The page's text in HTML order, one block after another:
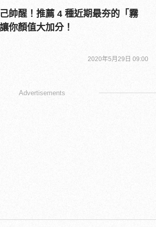
帥醒！推薦 4 種近期最夯的「霧
你顏值大加分！
2020年5月29日 09:00
Advertisements